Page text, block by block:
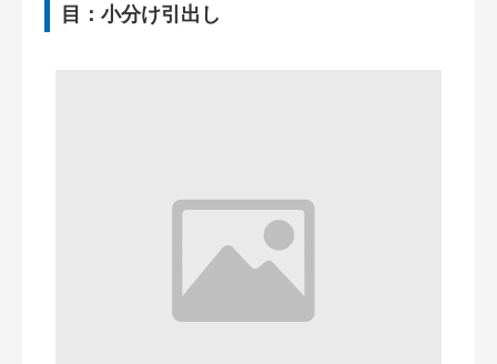
目：小分け引出し